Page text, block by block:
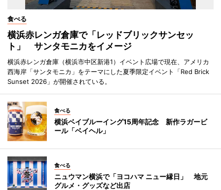
食べる
横浜赤レンガ倉庫で「レッドブリックサンセッ
ト」 サンタモニカをイメージ
横浜赤レンガ倉庫（横浜市中区新港1）イベント広場で現在、アメリカ
西海岸「サンタモニカ」をテーマにした夏季限定イベント「Red Brick
Sunset 2026」が開催されている。
食べる
横浜ベイブルーイング15周年記念 新作ラガービ
ール「ベイヘル」
食べる
ニュウマン横浜で「ヨコハマ ニュー縁日」 地元
グルメ・グッズなど出店